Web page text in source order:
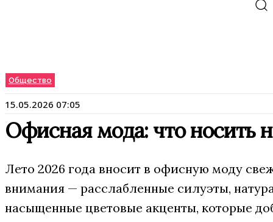
Общество
15.05.2026 07:05
Офисная мода: что носить
Лето 2026 года вносит в офисную моду
внимания — расслабленные силуэты,
насыщенные цветовые акценты, которые